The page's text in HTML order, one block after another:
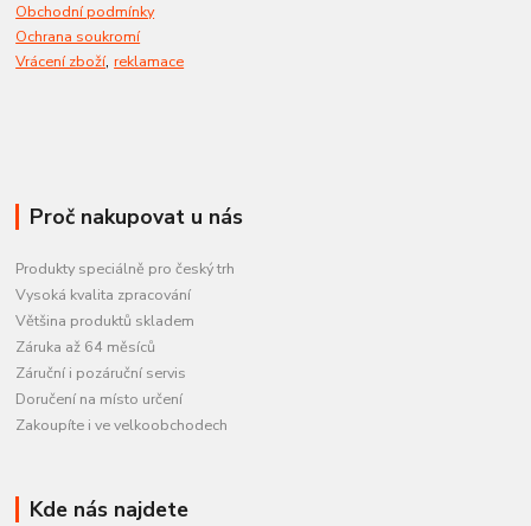
Obchodní podmínky
Ochrana soukromí
Vrácení zboží,reklamace
Proč nakupovat u nás
Produkty speciálně pro český trh
Vysoká kvalita zpracování
Většina produktů skladem
Záruka až 64 měsíců
Záruční i pozáruční servis
Doručení na místo určení
Zakoupíte i ve velkoobchodech
Kde nás najdete